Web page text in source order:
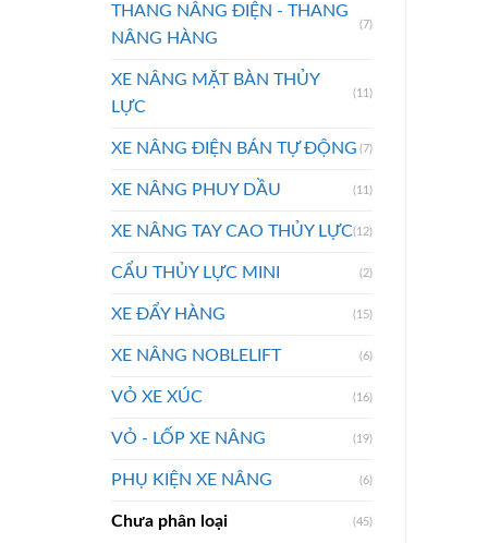
THANG NÂNG ĐIỆN - THANG
NÂNG HÀNG
(7)
XE NÂNG MẶT BÀN THỦY
LỰC
(11)
XE NÂNG ĐIỆN BÁN TỰ ĐỘNG (7)
XE NÂNG PHUY DẦU (11)
XE NÂNG TAY CAO THỦY LỰC(12)
CẨU THỦY LỰC MINI (2)
XE ĐẨY HÀNG (15)
XE NÂNG NOBLELIFT (6)
VỎ XE XÚC (16)
VỎ - LỐP XE NÂNG (19)
PHỤ KIỆN XE NÂNG (6)
Chưa phân loại (45)